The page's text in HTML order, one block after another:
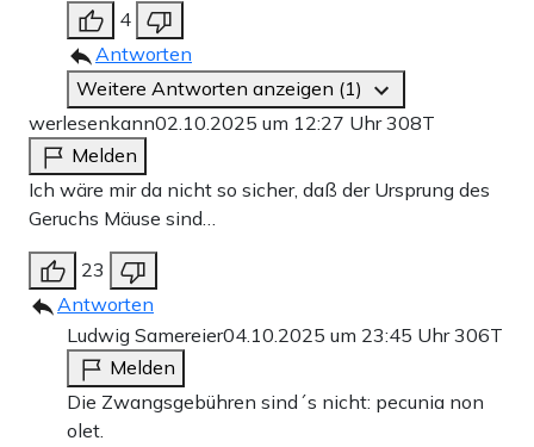
4
Antworten
Weitere Antworten anzeigen (1)
werlesenkann02.10.2025 um 12:27 Uhr308T
Melden
Ich wäre mir da nicht so sicher, daß der Ursprung des
Geruchs Mäuse sind…
23
Antworten
Ludwig Samereier04.10.2025 um 23:45 Uhr306T
Melden
Die Zwangsgebühren sind´s nicht: pecunia non
olet.